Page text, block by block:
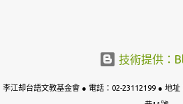
關成果，lóng無法度照tsit份公文kā「
度準確指稱台語；而且，tsit个名稱tī過
技術提供：
李江却台語文教基金會 ● 電話：02-23112199 ● 地